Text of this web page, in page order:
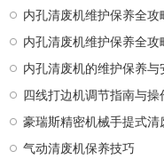
内孔清废机维护保养全攻
内孔清废机维护保养全攻
内孔清废机的维护保养与
四线打边机调节指南与操
气动清废机保养技巧